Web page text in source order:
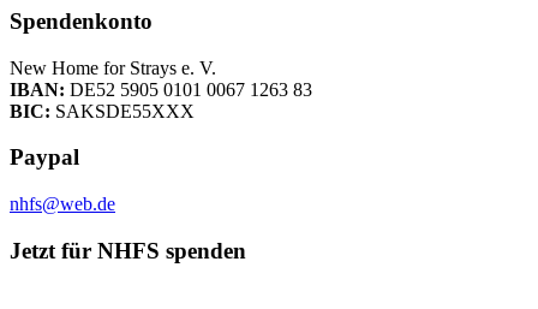
Spendenkonto
New Home for Strays e. V.
IBAN: DE52 5905 0101 0067 1263 83
BIC: SAKSDE55XXX
Paypal
nhfs@web.de
Jetzt für NHFS spenden